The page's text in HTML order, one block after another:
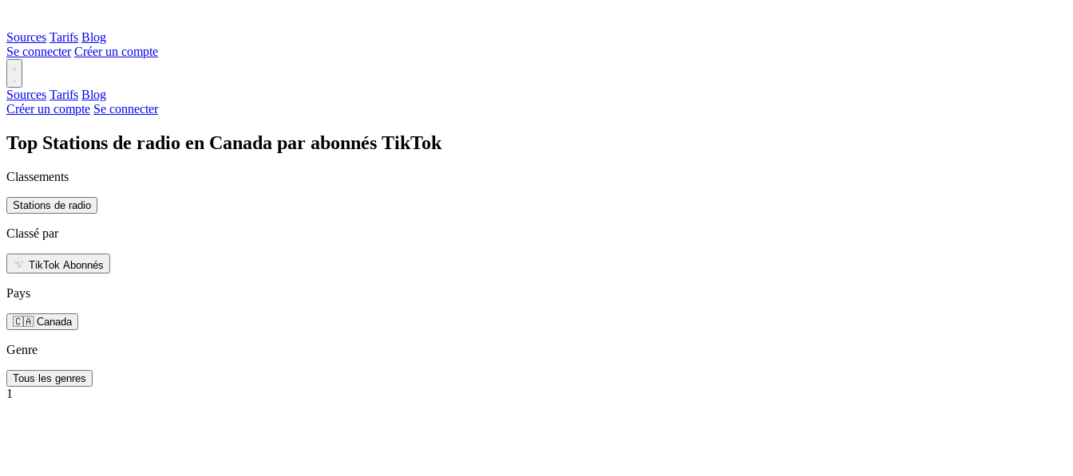
Sources Tarifs Blog
Se connecter Créer un compte
Sources Tarifs Blog
Créer un compte Se connecter
Top Stations de radio en Canada par abonnés TikTok
Classements
Stations de radio
Classé par
TikTok Abonnés
Pays
🇨🇦 Canada
Genre
Tous les genres
1